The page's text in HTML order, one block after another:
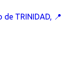
TRINIDAD, 📍